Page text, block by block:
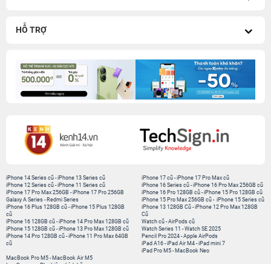
HỖ TRỢ
iPhone 14 Series cũ -iPhone 13 Series cũ
iPhone 12 Series cũ -iPhone 11 Series cũ
iPhone 17 Pro Max 256GB -iPhone 17 Pro 256GB
Galaxy A Series - Redmi Series
iPhone 17 cũ -iPhone 17 Pro Max cũ
iPhone 16 Series cũ - iPhone 16 Pro Max 256GB cũ
iPhone 16 Pro 128GB cũ -iPhone 15 Pro 128GB cũ
iPhone 15 Pro Max 256GB cũ - iPhone 15 Series cũ
iPhone 16 Plus 128GB cũ -iPhone 15 Plus 128GB
cũ
iPhone 16 128GB cũ -iPhone 14 Pro Max 128GB cũ
iPhone 15 128GB cũ -iPhone 13 Pro Max 128GB cũ
iPhone 14 Pro 128GB cũ -iPhone 11 Pro Max 64GB
cũ
iPhone 13 128GB Cũ -iPhone 12 Pro Max 128GB
Cũ
Watch cũ -AirPods cũ
Watch Series 11 -Watch SE 2025
Pencil Pro 2024 -Apple AirPods
iPad A16 -iPad Air M4 -iPad mini 7
iPad Pro M5 - MacBook Neo
MacBook Pro M5 - MacBook Air M5